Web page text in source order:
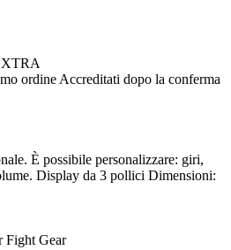
ordine Accreditati dopo la conferma
È possibile personalizzare: giri,
Display da 3 pollici Dimensioni:
Fight Gear